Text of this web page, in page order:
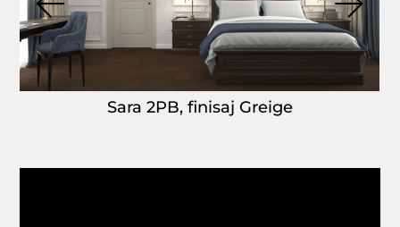
Sara 2PB, finisaj Greige